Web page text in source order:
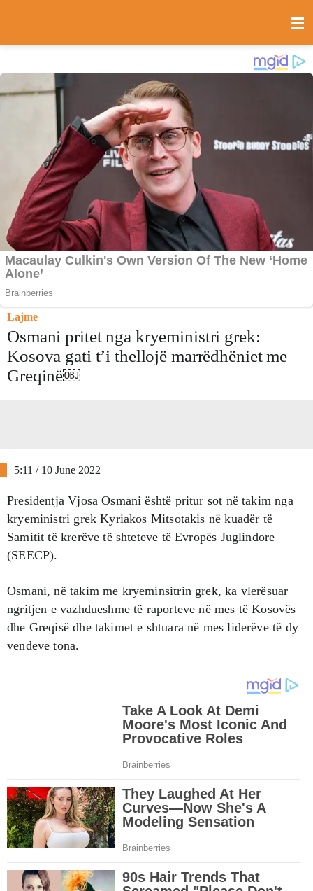
Lajme
Osmani pritet nga kryeministri grek:
Kosova gati t’i thellojë marrëdhëniet me
Greqinë￼
5:11 / 10 June 2022
Presidentja Vjosa Osmani është pritur sot në takim nga
kryeministri grek Kyriakos Mitsotakis në kuadër të
Samitit të krerëve të shteteve të Evropës Juglindore
(SEECP).
Osmani, në takim me kryeminsitrin grek, ka vlerësuar
ngritjen e vazhdueshme të raporteve në mes të Kosovës
dhe Greqisë dhe takimet e shtuara në mes liderëve të dy
vendeve tona.